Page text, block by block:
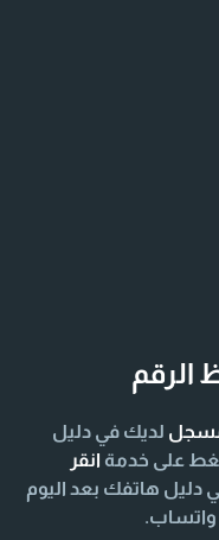
الرقم
مسجل لديك في دليل
على خدمة انقر
دليل هاتفك بعد اليوم
واتساب.